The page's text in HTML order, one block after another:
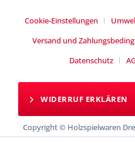
Cookie-Einstellungen
Versand und
Datenschutz
WIDERRUF ERKLÄREN
Copyright © Holzspielwaren